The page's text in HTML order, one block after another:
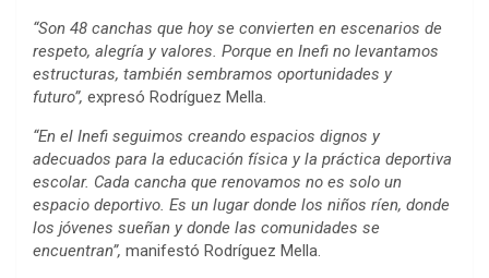
“Son 48 canchas que hoy se convierten en escenarios de
respeto, alegría y valores. Porque en Inefi no levantamos
estructuras, también sembramos oportunidades y
futuro”, expresó Rodríguez Mella.
“En el Inefi seguimos creando espacios dignos y
adecuados para la educación física y la práctica deportiva
escolar. Cada cancha que renovamos no es solo un
espacio deportivo. Es un lugar donde los niños ríen, donde
los jóvenes sueñan y donde las comunidades se
encuentran”, manifestó Rodríguez Mella.